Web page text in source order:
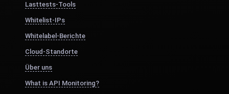
Lasttests-Tools
Whitelist-IPs
Whitelabel-Berichte
Cloud-Standorte
Über uns
What is API Monitoring?